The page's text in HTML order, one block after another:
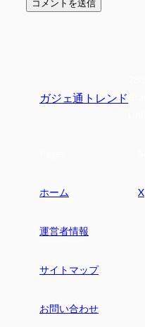
ガジェ通トレンド
ホーム
運営者情報
サイトマップ
お問い合わせ
X